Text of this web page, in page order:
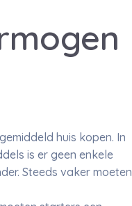
huis kopen. In
is er geen enkele
Steeds vaker moeten